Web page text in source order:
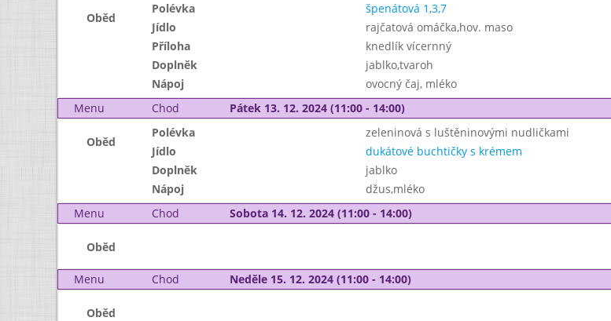
Oběd
Polévka špenátová 1,3,7
Jídlo
rajčatová omáčka,hov. maso
Příloha
knedlík vícernný
Doplněk
jablko,tvaroh
Nápoj
ovocný čaj, mléko
Menu
Chod Pátek 13. 12. 2024 (11:00 - 14:00)
Oběd
Polévka zeleninová s luštěninovými nudličkami
Jídlo
dukátové buchtičky s krémem
Doplněk
jablko
Nápoj
džus,mléko
Menu
Chod Sobota 14. 12. 2024 (11:00 - 14:00)
Oběd
Menu Chod Neděle 15. 12. 2024 (11:00 - 14:00)
Oběd